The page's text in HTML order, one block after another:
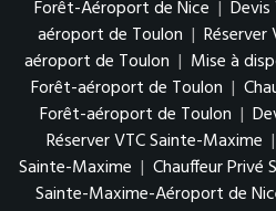
Forêt-Aéroport de Nice |
aéroport de Toulon |
aéroport de Toulon | Mise à
Forêt-aéroport de Toulon |
Forêt-aéroport de Toulon |
Réserver VTC Sainte-Maxime |
Sainte-Maxime | Chauffeur Privé
Sainte-Maxime-Aéroport de